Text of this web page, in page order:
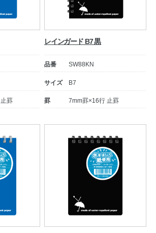
OEMご希望の方へ
カウント
ート
罫
レインガード B7 黒
品番 SW88KN
サイズ B7
罫 7mm罫×16行 止罫